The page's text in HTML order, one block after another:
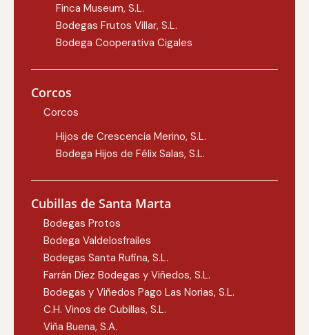
Finca Museum, S.L.
Bodegas Frutos Villar, S.L.
Bodega Cooperativa Cigales
Corcos
Corcos
Hijos de Crescencia Merino, S.L.
Bodega Hijos de Félix Salas, S.L.
Cubillas de Santa Marta
Bodegas Protos
Bodega Valdelosfrailes
Bodegas Santa Rufina, S.L.
Farrán Díez Bodegas y Viñedos, S.L.
Bodegas y Viñedos Pago Las Norias, S.L.
C.H. Vinos de Cubillas, S.L.
Viña Buena, S.A.